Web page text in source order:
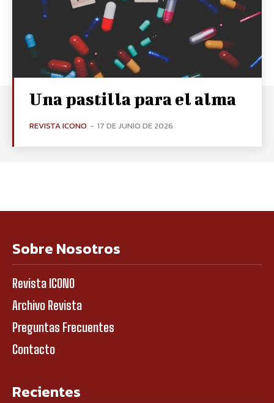
Una pastilla para el alma
REVISTA ICONO - 17 DE JUNIO DE 2026
Sobre Nosotros
Revista ICONO
Archivo Revista
Preguntas Frecuentes
Contacto
Recientes